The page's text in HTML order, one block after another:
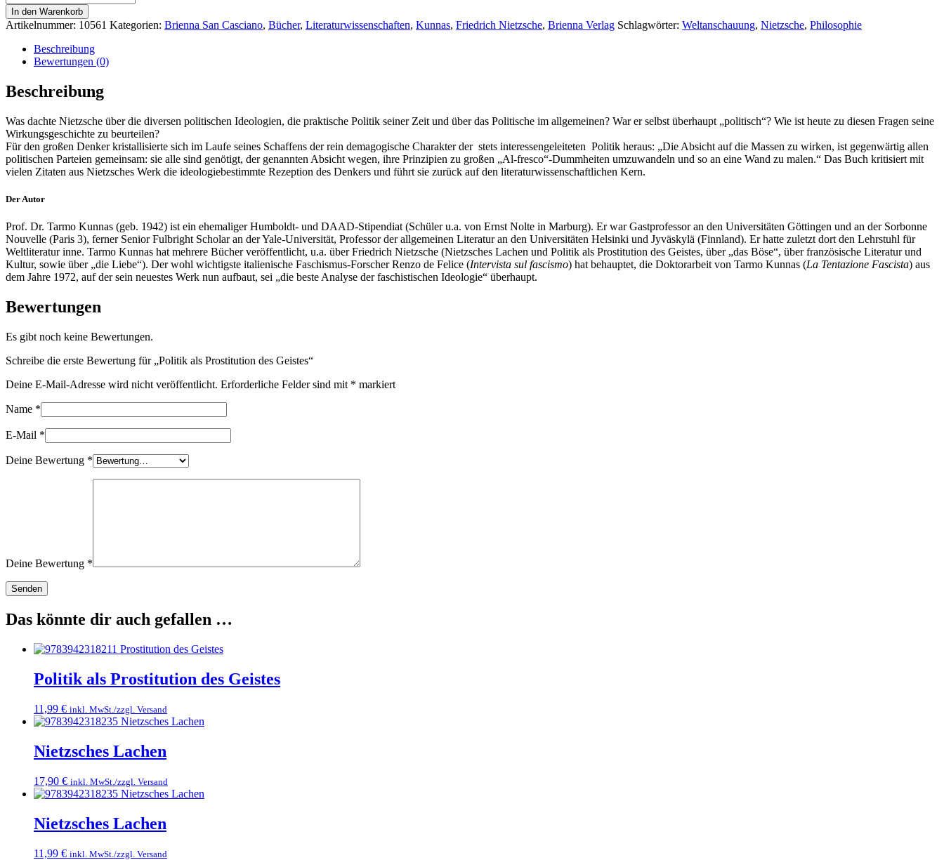
als
Prostitution
des
Geistes
Menge
In den Warenkorb
Artikelnummer: 10561 Kategorien: Brienna San Casciano, Bücher, Literaturwissenschaften, Kunnas, Friedrich Nietzsche, Brienna Verlag Schlagwörter: Weltanschauung, Nietzsche, Philosophie
Beschreibung
Bewertungen (0)
Beschreibung
Was dachte Nietzsche über die diversen politischen Ideologien, die praktische Politik seiner Zeit und über das Politische im allgemeinen? War er selbst überhaupt „politisch“? Wie ist heute zu diesen Fragen seine
Wirkungsgeschichte zu beurteilen?
Für den großen Denker kristallisierte sich im Laufe seines Schaffens der rein demagogische Charakter der ­ stets interessengeleiteten ­ Politik heraus: „Die Absicht auf die Massen zu wirken, ist gegenwärtig allen
politischen Parteien gemeinsam: sie alle sind genötigt, der genannten Absicht wegen, ihre Prinzipien zu großen „Al-fresco“-Dummheiten umzuwandeln und so an eine Wand zu malen.“ Das Buch kritisiert mit
vielen Zitaten aus Nietzsches Werk die ideologiebestimmte Rezeption des Denkers und führt sie zurück auf den literaturwissenschaftlichen Kern.
Der Autor
Prof. Dr. Tarmo Kunnas (geb. 1942) ist ein ehemaliger Humboldt- und DAAD-Stipendiat (Schüler u.a. von Ernst Nolte in Marburg). Er war Gastprofessor an den Universitäten Göttingen und an der Sorbonne
Nouvelle (Paris 3), ferner Senior Fulbright Scholar an der Yale-Universität, Professor der allgemeinen Literatur an den Universitäten Helsinki und Jyväskylä (Finnland). Er hatte zuletzt dort den Lehrstuhl für
Weltliteratur inne. Tarmo Kunnas hat mehrere Bücher veröffentlicht, u.a. über Friedrich Nietzsche (Nietzsches Lachen und Politik als Prostitution des Geistes, über „das Böse“, über französische Literatur und
Kultur, sowie über „die Liebe“). Der wohl wichtigste italienische Faschismus-Forscher Renzo de Felice (Intervista sul fascismo) hat behauptet, die Doktorarbeit von Tarmo Kunnas (La Tentazione Fascista) aus
dem Jahre 1972, auf der sein neuestes Werk nun aufbaut, sei „die beste Analyse der faschistischen Ideologie“ überhaupt.
Bewertungen
Es gibt noch keine Bewertungen.
Schreibe die erste Bewertung für „Politik als Prostitution des Geistes“
Deine E-Mail-Adresse wird nicht veröffentlicht. Erforderliche Felder sind mit * markiert
Name *
E-Mail *
Deine Bewertung *
Deine Bewertung *
Das könnte dir auch gefallen …
Politik als Prostitution des Geistes
11,99 € inkl. MwSt./zzgl. Versand
Nietzsches Lachen
17,90 € inkl. MwSt./zzgl. Versand
Nietzsches Lachen
11,99 € inkl. MwSt./zzgl. Versand